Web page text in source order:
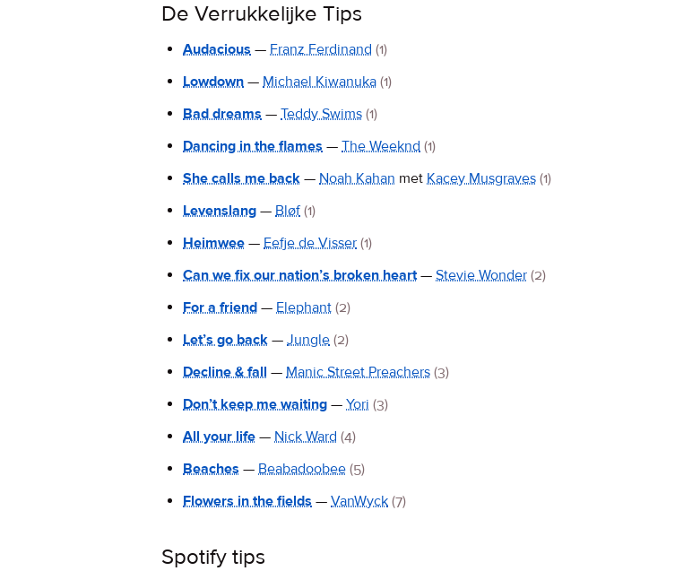
De Verrukkelijke Tips
Audacious — Franz Ferdinand (1)
Lowdown — Michael Kiwanuka (1)
Bad dreams — Teddy Swims (1)
Dancing in the flames — The Weeknd (1)
She calls me back — Noah Kahan met Kacey Musgraves (1)
Levenslang — Bløf (1)
Heimwee — Eefje de Visser (1)
Can we fix our nation’s broken heart— Stevie Wonder (2)
For a friend — Elephant (2)
Let’s go back — Jungle (2)
Decline & fall — Manic Street Preachers (3)
Don’t keep me waiting — Yori (3)
All your life — Nick Ward (4)
Beaches — Beabadoobee (5)
Flowers in the fields — VanWyck (7)
Spotify tips